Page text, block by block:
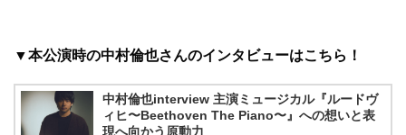
▼本公演時の中村倫也さんのインタビューはこちら！
中村倫也interview 主演ミュージカル『ルードヴ
ィヒ〜Beethoven The Piano〜』への想いと表
現へ向かう原動力